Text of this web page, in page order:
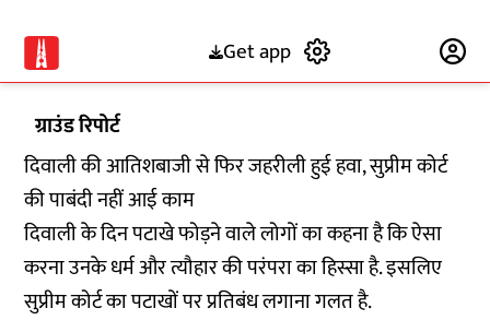
Get app
ग्राउंड रिपोर्ट
दिवाली की आतिशबाजी से फिर जहरीली हुई हवा, सुप्रीम कोर्ट
की पाबंदी नहीं आई काम
दिवाली के दिन पटाखे फोड़ने वाले लोगों का कहना है कि ऐसा
करना उनके धर्म और त्यौहार की परंपरा का हिस्सा है. इसलिए
सुप्रीम कोर्ट का पटाखों पर प्रतिबंध लगाना गलत है.